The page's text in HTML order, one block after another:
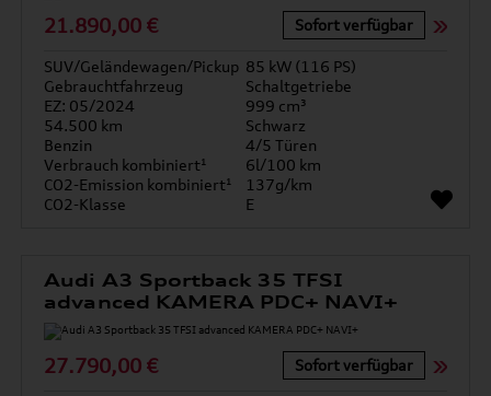
21.890,00 € Sofort verfügbar
SUV/Geländewagen/Pickup 85 kW (116 PS)
Gebrauchtfahrzeug
Schaltgetriebe
EZ: 05/2024
999 cm³
54.500 km
Schwarz
Benzin
4/5 Türen
Verbrauch kombiniert¹
6l/100 km
CO2-Emission kombiniert¹
137g/km
CO2-Klasse
E
Audi A3 Sportback 35 TFSI
advanced KAMERA PDC+ NAVI+
27.790,00 € Sofort verfügbar